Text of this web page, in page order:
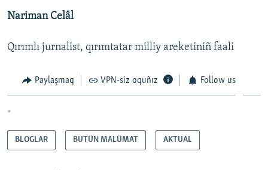
Nariman Celâl
Qırımlı jurnalist, qırımtatar milliy areketiniñ faali
Paylaşmaq VPN-siz oquñız Follow us
*
BLOGLAR BUTÜN MALÜMAT AKTUAL